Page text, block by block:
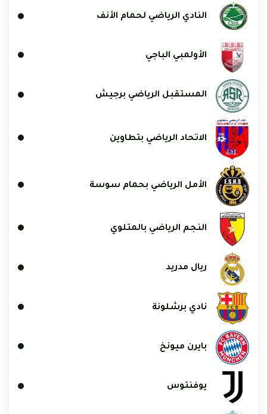
النادي الرياضي لحمام الأنف
الأولمبي الباجي
المستقبل الرياضي برجيش
الاتحاد الرياضي بتطاوين
الأمل الرياضي بحمام سوسة
النجم الرياضي بالمتلوي
ريال مدريد
نادي برشلونة
بايرن ميونخ
يوفنتوس